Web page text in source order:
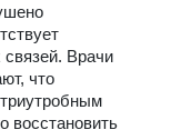
Врачи
что
восстановить